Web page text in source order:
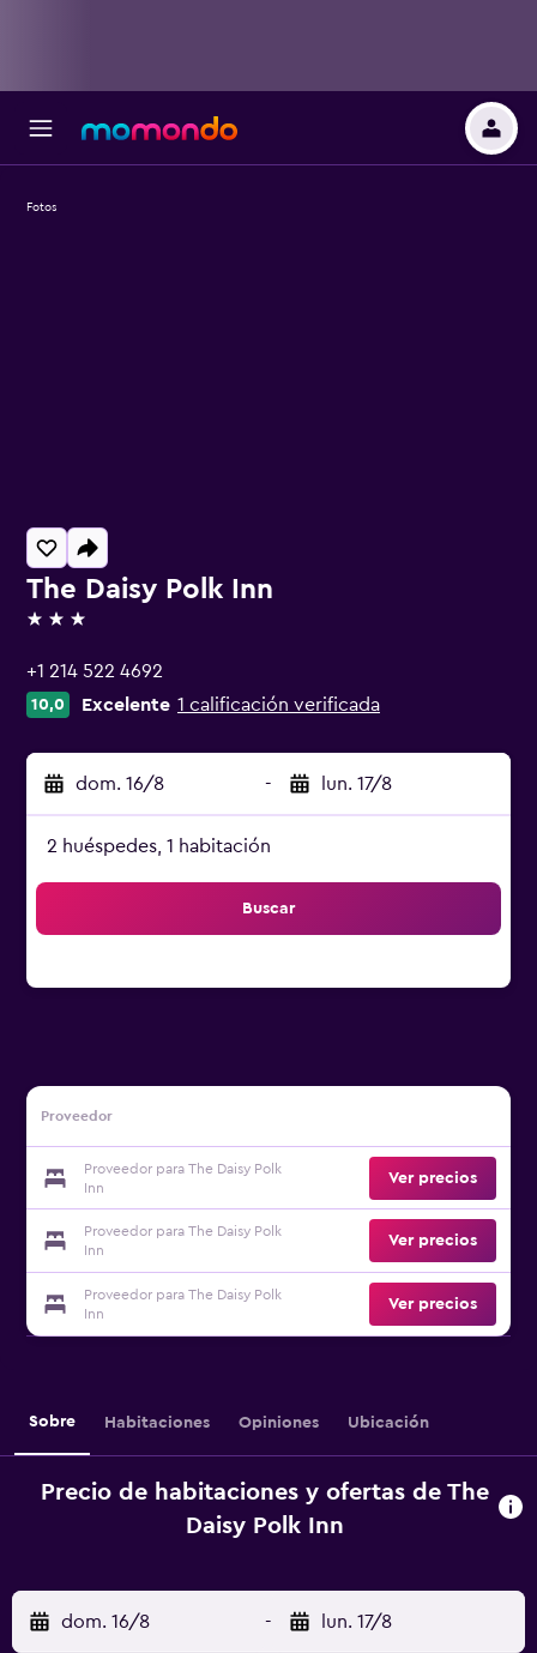
The Daisy Polk Inn
3 estrellas
+1 214 522 4692
10,0 Excelente 1 calificación verificada
dom. 16/8 - lun. 17/8
2 huéspedes, 1 habitación
Buscar
Proveedor
Proveedor para The Daisy Polk
Inn
Ver precios
Proveedor para The Daisy Polk
Inn
Ver precios
Proveedor para The Daisy Polk
Inn
Ver precios
Fotos
Sobre Habitaciones Opiniones Ubicación
Precio de habitaciones y ofertas de The
Daisy Polk Inn
dom. 16/8 - lun. 17/8